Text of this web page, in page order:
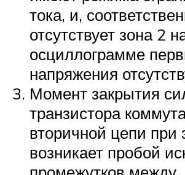
тока, и,
отсутствует зона 2
осциллограмме
напряжения
Момент закрытия
транзистора
вторичной цепи при
возникает пробой